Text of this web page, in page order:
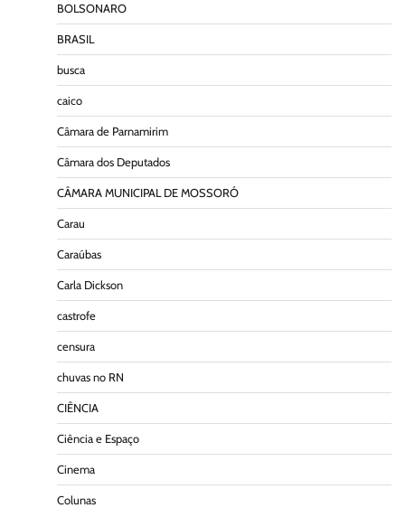
BOLSONARO
BRASIL
busca
caico
Câmara de Parnamirim
Câmara dos Deputados
CÂMARA MUNICIPAL DE MOSSORÓ
Carau
Caraúbas
Carla Dickson
castrofe
censura
chuvas no RN
CIÊNCIA
Ciência e Espaço
Cinema
Colunas